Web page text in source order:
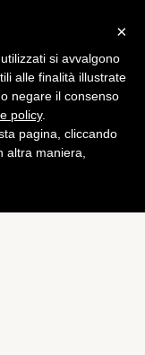
Lumia
diffuso
×
si avvalgono
alle finalità illustrate
negare il consenso
policy.
pagina, cliccando
altra maniera,